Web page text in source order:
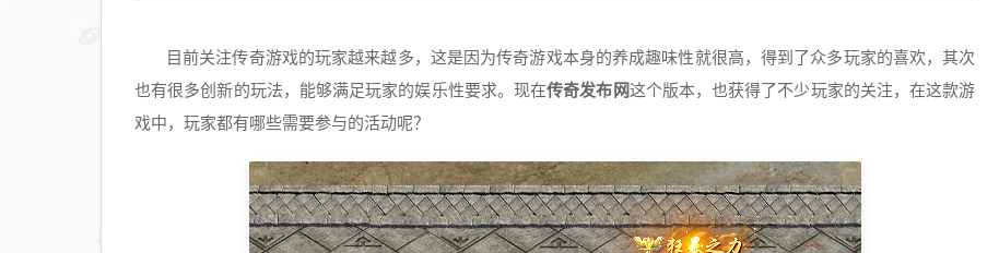
目前关注传奇游戏的玩家越来越多，这是因为传奇游戏本身的养成趣味性就很高，得到了众多玩家的喜欢，其次
也有很多创新的玩法，能够满足玩家的娱乐性要求。现在传奇发布网这个版本，也获得了不少玩家的关注，在这款游
戏中，玩家都有哪些需要参与的活动呢？